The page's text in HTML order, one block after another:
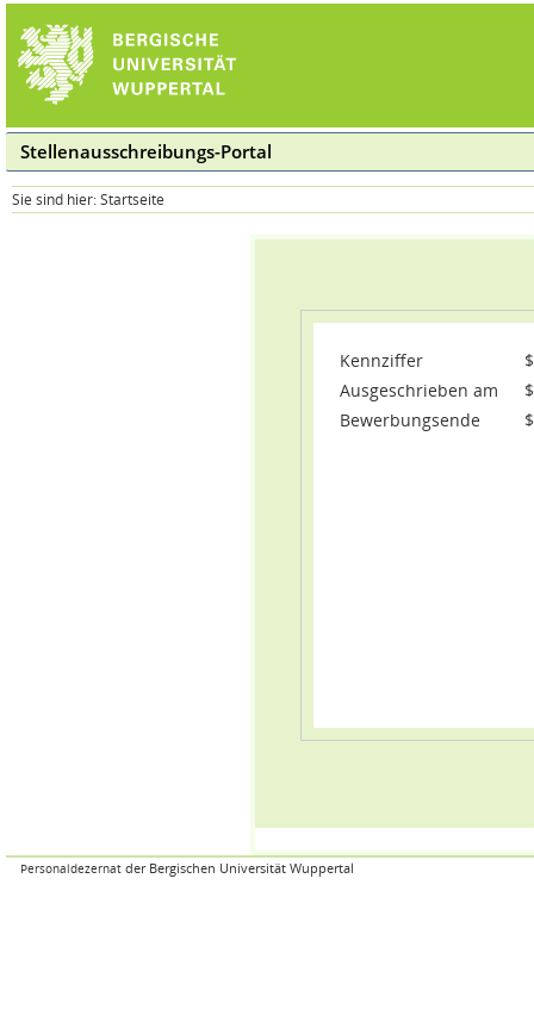
Stellenausschreibungs-Portal
Sie sind hier: Startseite
Kennziffer
Ausgeschrieben am
Bewerbungsende
Personaldezernat der Bergischen Universität Wuppertal